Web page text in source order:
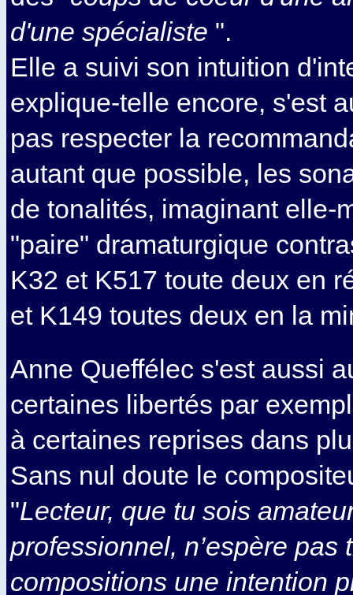
d'une spécialiste ".
Elle a suivi son intuition
explique-telle encore, s'est
pas respecter la
autant que possible, les
de tonalités, imaginant elle-
"paire" dramaturgique
K32 et K517 toute deux en
et K149 toutes deux en la
Anne Queffélec s'est aussi
certaines libertés par
à certaines reprises dans
Sans nul doute le
"Lecteur, que tu sois
professionnel, n’espère pas
compositions une intention